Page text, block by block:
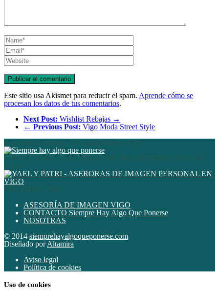
Este sitio usa Akismet para reducir el spam. Aprende cómo se
procesan los datos de tus comentarios.
Next Post: Wishlist Rebajas →
← Previous Post: Vigo Moda Street Style
Asesoría de imagen – Personal shopper Vigo
PATRI Y YAEL – ASERORAS DE IMAGEN PERSONAL EN
VIGO
INFORMACIÓN
ASESORÍA DE IMAGEN VIGO
CONTACTO Siempre Hay Algo Que Ponerse
NOSOTRAS
© 2014 siemprehayalgoqueponerse.com
Diseñado porAltamira
Aviso legal
Política de cookies
Uso de cookies